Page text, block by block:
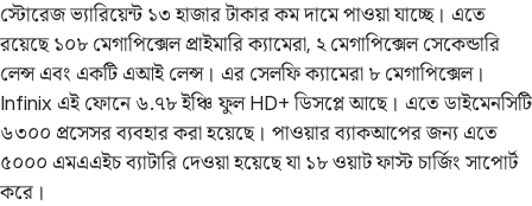
স্টোরেজ ভ্যারিয়েন্ট ১৩ হাজার টাকার কম দামে পাওয়া যাচ্ছে। এতে
রয়েছে ১০৮ মেগাপিক্সেল প্রাইমারি ক্যামেরা, ২ মেগাপিক্সেল সেকেন্ডারি
লেন্স এবং একটি এআই লেন্স। এর সেলফি ক্যামেরা ৮ মেগাপিক্সেল।
Infinix এই ফোনে ৬.৭৮ ইঞ্চি ফুল HD+ ডিসপ্লে আছে। এতে ডাইমেনসিটি
৬৩০০ প্রসেসর ব্যবহার করা হয়েছে। পাওয়ার ব্যাকআপের জন্য এতে
৫০০০ এমএএইচ ব্যাটারি দেওয়া হয়েছে যা ১৮ ওয়াট ফাস্ট চার্জিং সাপোর্ট
করে।